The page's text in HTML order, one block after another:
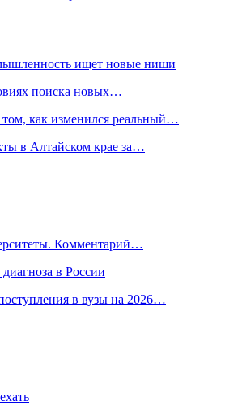
ищет новые ниши
поиска новых…
как изменился реальный…
в Алтайском крае за…
Комментарий…
в России
в вузы на 2026…